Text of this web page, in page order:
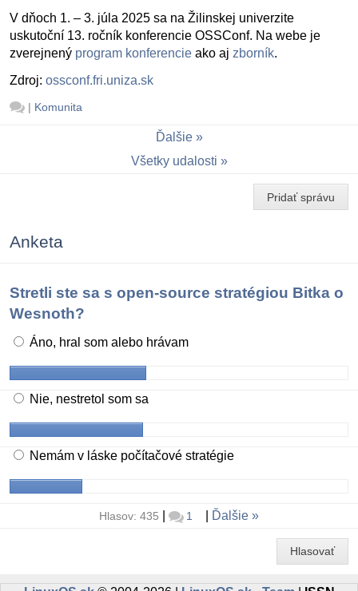
V dňoch 1. – 3. júla 2025 sa na Žilinskej univerzite
uskutoční 13. ročník konferencie OSSConf. Na webe je
zverejnený program konferencie ako aj zborník.
Zdroj: ossconf.fri.uniza.sk
| Komunita
Ďalšie
Všetky udalosti
Pridať správu
Anketa
Stretli ste sa s open-source stratégiou Bitka o
Wesnoth?
Áno, hral som alebo hrávam
Nie, nestretol som sa
Nemám v láske počítačové stratégie
Hlasov: 435 1 Ďalšie
Hlasovať